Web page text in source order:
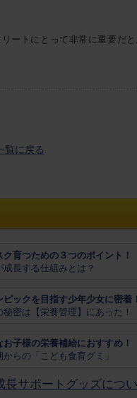
ートにとって非常に重要だと
覧に戻る
ク育つための３つのポイント！
成長する仕組みとは？
ピックを目指す少年少女に密着！
秘密は【栄養管理】にあった！
お子様の栄養補給におすすめ！
からの「こども食育グミ」
長サポートグッズにつ